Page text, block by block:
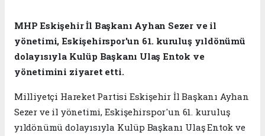
MHP Eskişehir İl Başkanı Ayhan Sezer ve il
yönetimi, Eskişehirspor'un 61. kuruluş yıldönümü
dolayısıyla Kulüp Başkanı Ulaş Entok ve
yönetimini ziyaret etti.
Milliyetçi Hareket Partisi Eskişehir İl Başkanı Ayhan
Sezer ve il yönetimi, Eskişehirspor'un 61. kuruluş
yıldönümü dolayısıyla Kulüp Başkanı Ulaş Entok ve